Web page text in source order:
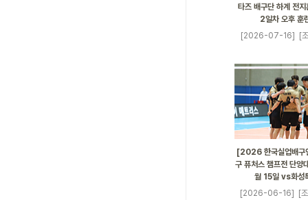
타즈 배구단 하계 전
2일차 오후 훈
[2026-07-16]
[
[2026 한국실업배구
구 퓨처스 챔프전 단양
월 15일 vs화성
[2026-06-16]
[